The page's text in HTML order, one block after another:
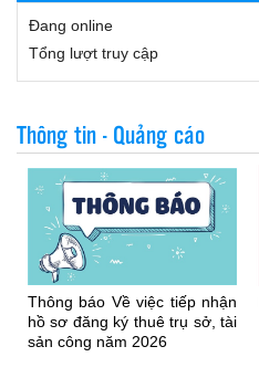
Đang online
Tổng lượt truy cập
Thông tin - Quảng cáo
Thông báo Về việc tiếp nhận
hồ sơ đăng ký thuê trụ sở, tài
sản công năm 2026